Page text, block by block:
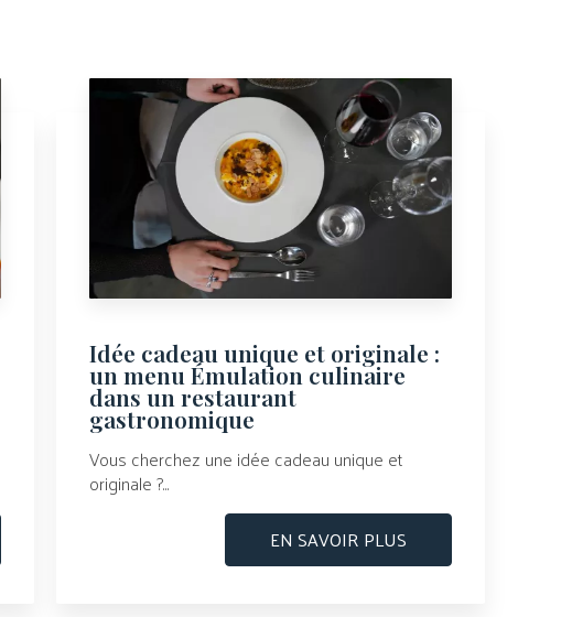
Idée cadeau unique et originale :
un menu Émulation culinaire
dans un restaurant
gastronomique
Vous cherchez une idée cadeau unique et
originale ?...
EN SAVOIR PLUS